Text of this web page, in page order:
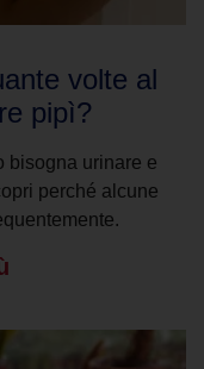
volte al
pipì?
bisogna urinare e
perché alcune